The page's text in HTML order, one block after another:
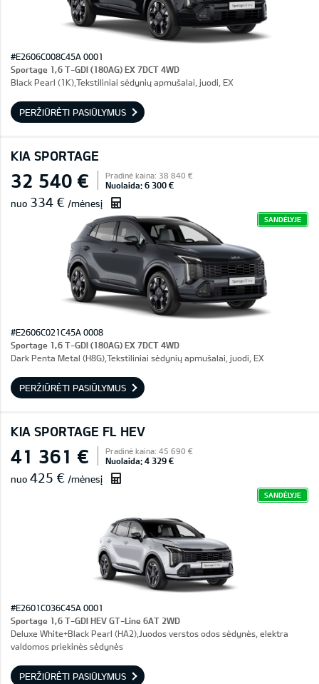
#E2606C008C45A 0001
Sportage 1,6 T-GDI (180AG) EX 7DCT 4WD
Black Pearl (1K),Tekstiliniai sėdynių apmušalai, juodi, EX
PERŽIŪRĖTI PASIŪLYMUS
KIA SPORTAGE
32 540 € Pradinė kaina: 38 840 €
Nuolaida: 6 300 €
nuo 334 € /mėnesį
SANDĖLYJE
#E2606C021C45A 0008
Sportage 1,6 T-GDI (180AG) EX 7DCT 4WD
Dark Penta Metal (H8G),Tekstiliniai sėdynių apmušalai, juodi, EX
PERŽIŪRĖTI PASIŪLYMUS
KIA SPORTAGE FL HEV
41 361 € Pradinė kaina: 45 690 €
Nuolaida: 4 329 €
nuo 425 € /mėnesį
SANDĖLYJE
#E2601C036C45A 0001
Sportage 1,6 T-GDI HEV GT-Line 6AT 2WD
Deluxe White+Black Pearl (HA2),Juodos verstos odos sėdynės, elektra
valdomos priekinės sėdynės
PERŽIŪRĖTI PASIŪLYMUS